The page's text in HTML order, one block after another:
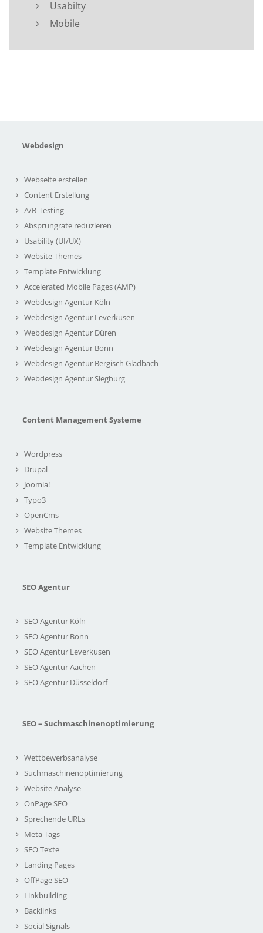
Usabilty
Mobile
Webdesign
Webseite erstellen
Content Erstellung
A/B-Testing
Absprungrate reduzieren
Usability (UI/UX)
Website Themes
Template Entwicklung
Accelerated Mobile Pages (AMP)
Webdesign Agentur Köln
Webdesign Agentur Leverkusen
Webdesign Agentur Düren
Webdesign Agentur Bonn
Webdesign Agentur Bergisch Gladbach
Webdesign Agentur Siegburg
Content Management Systeme
Wordpress
Drupal
Joomla!
Typo3
OpenCms
Website Themes
Template Entwicklung
SEO Agentur
SEO Agentur Köln
SEO Agentur Bonn
SEO Agentur Leverkusen
SEO Agentur Aachen
SEO Agentur Düsseldorf
SEO – Suchmaschinenoptimierung
Wettbewerbsanalyse
Suchmaschinenoptimierung
Website Analyse
OnPage SEO
Sprechende URLs
Meta Tags
SEO Texte
Landing Pages
OffPage SEO
Linkbuilding
Backlinks
Social Signals